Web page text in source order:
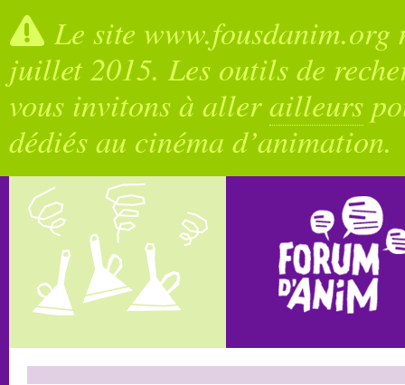
Le site
juillet 2015. Les outils de
vous invitons à allerailleurs
dédiés au cinéma d’animation.